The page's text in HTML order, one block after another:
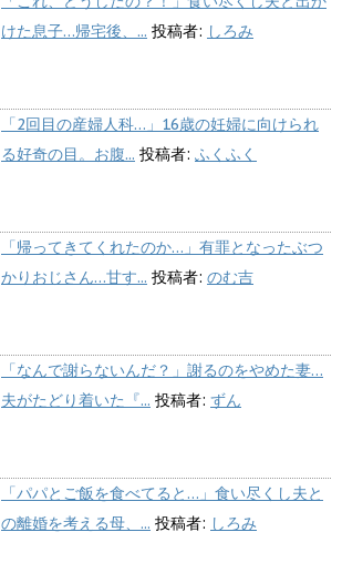
けた息子…帰宅後、... 投稿者: しろみ
「2回目の産婦人科…」16歳の妊婦に向けられ
る好奇の目。お腹... 投稿者: ふくふく
「帰ってきてくれたのか…」有罪となったぶつ
かりおじさん…甘す... 投稿者: のむ吉
「なんで謝らないんだ？」謝るのをやめた妻…
夫がたどり着いた『... 投稿者: ずん
「パパとご飯を食べてると…」食い尽くし夫と
の離婚を考える母、... 投稿者: しろみ